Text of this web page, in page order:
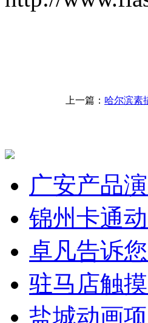
上一篇： 哈尔滨素
广安产品
锦州卡通
卓凡告诉
驻马店触
盐城动画